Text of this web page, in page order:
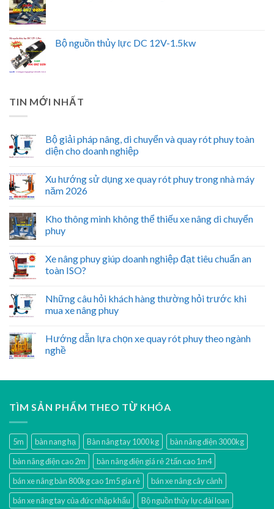
Bộ nguồn thủy lực DC 12V-1.5kw
TIN MỚI NHẤT
Bộ giải pháp nâng, di chuyển và quay rót phuy toàn
diện cho doanh nghiệp
Xu hướng sử dụng xe quay rót phuy trong nhà máy
năm 2026
Kho thông minh không thể thiếu xe nâng di chuyển
phuy
Xe nâng phuy giúp doanh nghiệp đạt tiêu chuẩn an
toàn ISO?
Những câu hỏi khách hàng thường hỏi trước khi
mua xe nâng phuy
Hướng dẫn lựa chọn xe quay rót phuy theo ngành
nghề
TÌM SẢN PHẨM THEO TỪ KHÓA
5m bàn nang hạ Bàn nâng tay 1000 kg
bàn nâng điện 3000kg
bàn nâng điện cao 2m
bàn nâng điện giá rẻ 2 tấn cao 1m4
bán xe nâng bàn 800kg cao 1m5 gía rẻ
bán xe nâng cây cảnh
bán xe nâng tay của đức nhập khẩu
Bộ nguồn thủy lực đài loan